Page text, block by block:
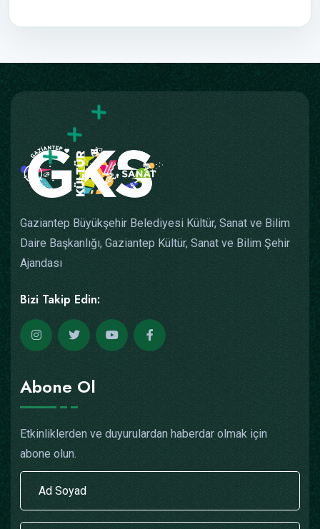
Gaziantep Büyükşehir Belediyesi Kültür, Sanat ve Bilim
Daire Başkanlığı, Gaziantep Kültür, Sanat ve Bilim Şehir
Ajandası
Bizi Takip Edin:
Abone Ol
Etkinliklerden ve duyurulardan haberdar olmak için
abone olun.